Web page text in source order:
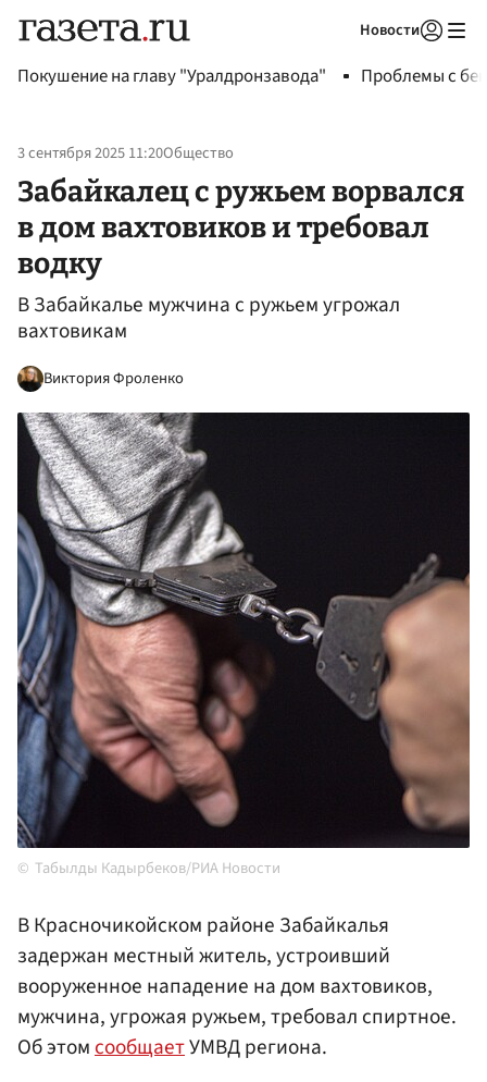
Новости
Покушение на главу "Уралдронзавода" Проблемы с
3 сентября 2025 11:20Общество
Забайкалец с ружьем ворвался
в дом вахтовиков и требовал
водку
В Забайкалье мужчина с ружьем угрожал
вахтовикам
Виктория Фроленко
Табылды Кадырбеков/РИА Новости
В Красночикойском районе Забайкалья
задержан местный житель, устроивший
вооруженное нападение на дом вахтовиков,
мужчина, угрожая ружьем, требовал спиртное.
Об этомсообщаетУМВД региона.